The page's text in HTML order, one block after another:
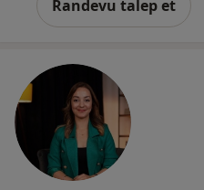
Randevu talep et